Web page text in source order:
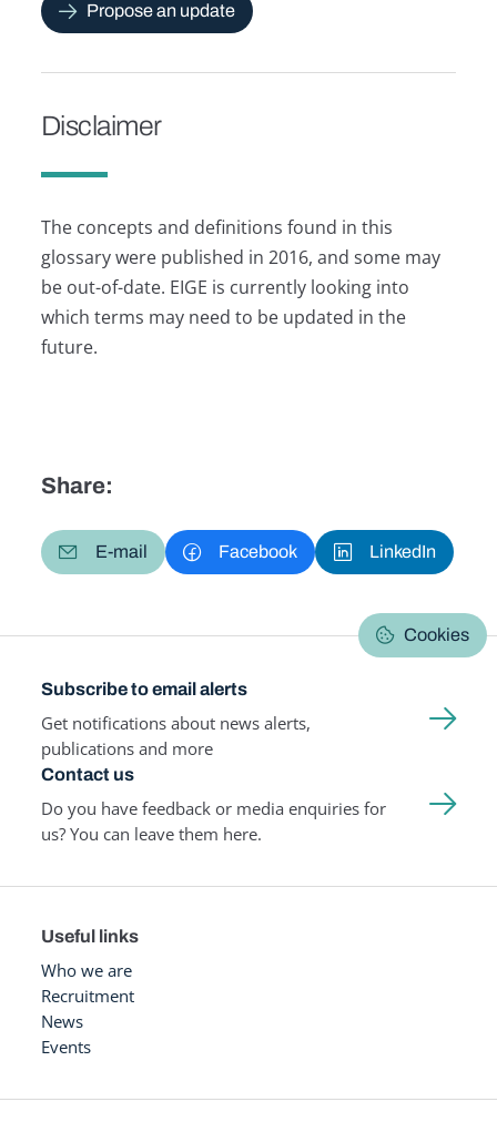
Propose an update
Disclaimer
The concepts and definitions found in this
glossary were published in 2016, and some may
be out-of-date. EIGE is currently looking into
which terms may need to be updated in the
future.
Share:
E-mail Facebook LinkedIn
Cookies
Subscribe to email alerts
Get notifications about news alerts,
publications and more
Contact us
Do you have feedback or media enquiries for
us? You can leave them here.
Useful links
Who we are
Recruitment
News
Events